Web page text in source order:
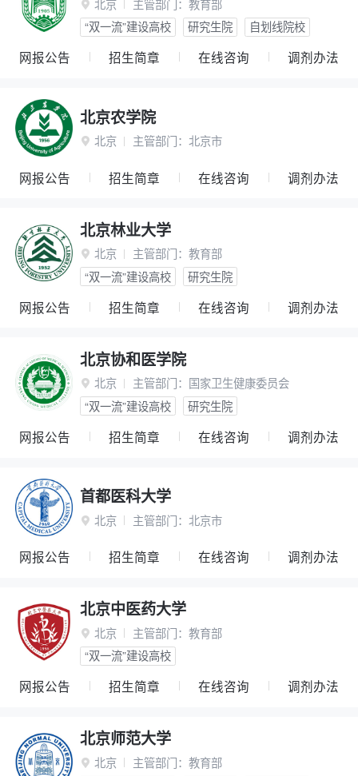
 北京 主管部门： 教育部
“双一流”建设高校
研究生院 自划线院校
网报公告 招生简章 在线咨询 调剂办法
北京农学院
 北京 主管部门： 北京市
网报公告 招生简章 在线咨询 调剂办法
北京林业大学
 北京 主管部门： 教育部
“双一流”建设高校
研究生院
网报公告 招生简章 在线咨询 调剂办法
北京协和医学院
 北京 主管部门： 国家卫生健康委员会
“双一流”建设高校
研究生院
网报公告 招生简章 在线咨询 调剂办法
首都医科大学
 北京 主管部门： 北京市
网报公告 招生简章 在线咨询 调剂办法
北京中医药大学
 北京 主管部门： 教育部
“双一流”建设高校
网报公告 招生简章 在线咨询 调剂办法
北京师范大学
 北京 主管部门： 教育部